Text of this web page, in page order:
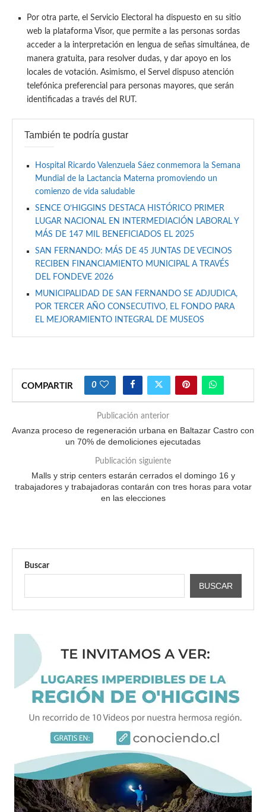
Por otra parte, el Servicio Electoral ha dispuesto en su sitio
web la plataforma Visor, que permite a las personas sordas
acceder a la interpretación en lengua de señas simultánea, de
manera gratuita, para resolver dudas, y dar apoyo en los
locales de votación. Asimismo, el Servel dispuso atención
telefónica preferencial para personas mayores, que serán
identificadas a través del RUT.
También te podría gustar
Hospital Ricardo Valenzuela Sáez conmemora la Semana
Mundial de la Lactancia Materna promoviendo un
comienzo de vida saludable
SENCE O’HIGGINS DESTACA HISTÓRICO PRIMER
LUGAR NACIONAL EN INTERMEDIACIÓN LABORAL Y
MÁS DE 147 MIL BENEFICIADOS EL 2025
SAN FERNANDO: MÁS DE 45 JUNTAS DE VECINOS
RECIBEN FINANCIAMIENTO MUNICIPAL A TRAVÉS
DEL FONDEVE 2026
MUNICIPALIDAD DE SAN FERNANDO SE ADJUDICA,
POR TERCER AÑO CONSECUTIVO, EL FONDO PARA
EL MEJORAMIENTO INTEGRAL DE MUSEOS
COMPARTIR 0
Publicación anterior
Avanza proceso de regeneración urbana en Baltazar Castro con
un 70% de demoliciones ejecutadas
Publicación siguiente
Malls y strip centers estarán cerrados el domingo 16 y
trabajadores y trabajadoras contarán con tres horas para votar
en las elecciones
Buscar
BUSCAR